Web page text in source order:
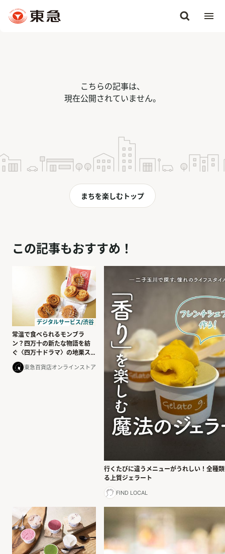
こちらの記事は、
現在公開されていません。
まちを楽しむトップ
この記事もおすすめ！
デジタルサービス/渋谷
常温で食べられるモンブラ
ン？四万十の新たな物語を紡
ぐ〈四万十ドラマ〉の地栗ス
イーツ
東急百貨店オンラインストア
行くたびに違うメニューがうれしい！全種
る上質ジェラート
FIND LOCAL